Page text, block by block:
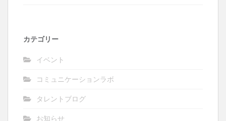
カテゴリー
イベント
コミュニケーションラボ
タレントブログ
お知らせ